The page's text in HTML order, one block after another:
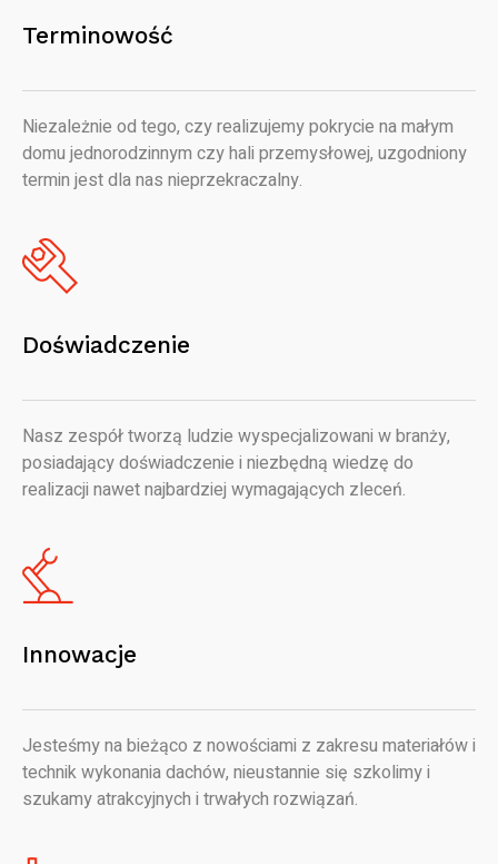
Terminowość
Niezależnie od tego, czy realizujemy pokrycie na małym
domu jednorodzinnym czy hali przemysłowej, uzgodniony
termin jest dla nas nieprzekraczalny.
Doświadczenie
Nasz zespół tworzą ludzie wyspecjalizowani w branży,
posiadający doświadczenie i niezbędną wiedzę do
realizacji nawet najbardziej wymagających zleceń.
Innowacje
Jesteśmy na bieżąco z nowościami z zakresu materiałów i
technik wykonania dachów, nieustannie się szkolimy i
szukamy atrakcyjnych i trwałych rozwiązań.